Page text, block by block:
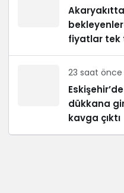
fiyatlar tek
23 saat önce
dükkana
kavga çıktı